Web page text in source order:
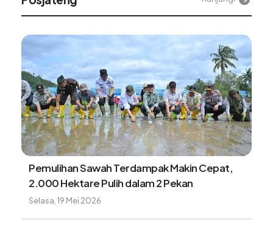
Pemulihan Sawah Terdampak Makin Cepat,
2.000 Hektare Pulih dalam 2 Pekan
Selasa, 19 Mei 2026